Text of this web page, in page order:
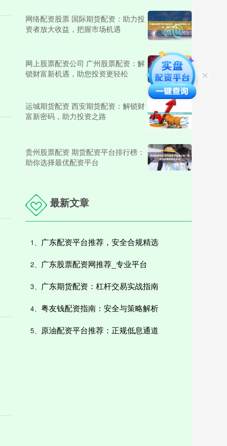
网络配资股票 国际期货配资：助力投
资者放大收益，把握市场机遇
网上股票配资公司 广州股票配资：解
锁财富新机遇，助您投资更轻松
运城期货配资 西安期货配资：解锁财
富新密码，助力投资之路
贵州股票配资 期货配资平台排行榜：
助你选择最优配资平台
最新文章
1、 广东配资平台推荐，安全合规精选
2、 广东股票配资网推荐_专业平台
3、 广东期货配资：杠杆交易实战指南
4、 粤友钱配资指南：安全与策略解析
5、 原油配资平台推荐：正规低息通道